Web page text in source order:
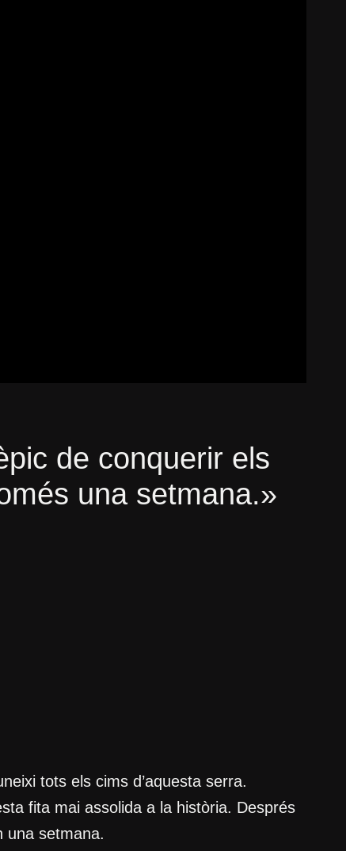
de conquerir els
una setmana.»
tots els cims d’aquesta serra.
fita mai assolida a la història. Després
una setmana.